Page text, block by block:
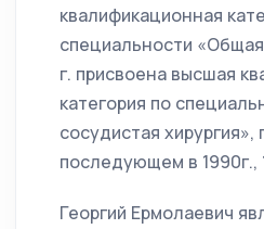
квалификационная
специальности «Общая
г. присвоена высшая
категория по
сосудистая
последующем в 1990г.,
Георгий Ермолаевич